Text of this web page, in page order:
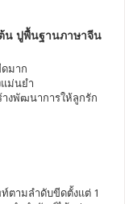
น ปูพื้นฐานภาษาจีน
มาก
ม่นยำ
งพัฒนาการให้ลูกรัก
ตามลำดับขีดตั้งแต่ 1